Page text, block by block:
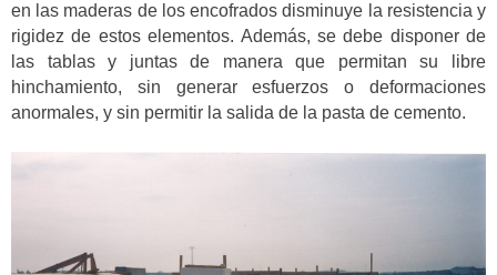
en las maderas de los encofrados disminuye la resistencia y
rigidez de estos elementos. Además, se debe disponer de
las tablas y juntas de manera que permitan su libre
hinchamiento, sin generar esfuerzos o deformaciones
anormales, y sin permitir la salida de la pasta de cemento.